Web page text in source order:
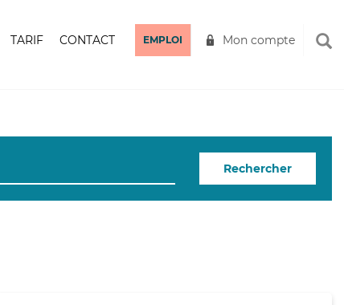
TARIF CONTACT EMPLOI Mon compte
Rechercher